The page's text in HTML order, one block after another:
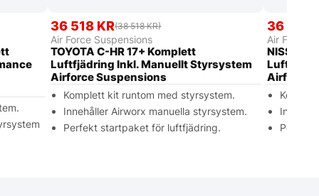
36 518 KR(38 518 KR)
Air Force Suspensions
TOYOTA C-HR 17+ Komplett
Luftfjädring Inkl. Manuellt Styrsystem
Airforce Suspensions
Komplett kit runtom med styrsystem.
Innehåller Airworx manuella styrsystem.
Perfekt startpaket för luftfjädring.
36 518
Air Force
NISSAN
Airforce
Perfekt